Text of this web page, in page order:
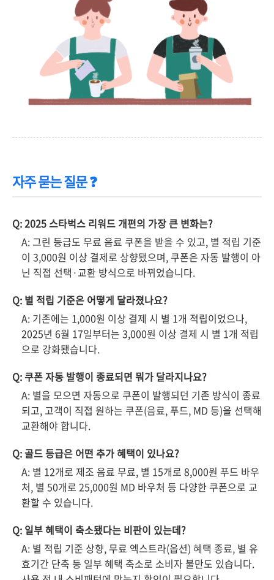
자주 묻는 질문 ❓
Q: 2025 스타벅스 리워드 개편의 가장 큰 변화는?
A: 그린 등급도 무료 음료 쿠폰을 받을 수 있고, 별 적립 기준
이 3,000원 이상 결제로 상향됐으며, 쿠폰은 자동 발행이 아
닌 직접 선택·교환 방식으로 바뀌었습니다.
Q: 별 적립 기준은 어떻게 달라졌나요?
A: 기존에는 1,000원 이상 결제 시 별 1개 적립이었으나,
2025년 6월 17일부터는 3,000원 이상 결제 시 별 1개 적립
으로 강화됐습니다.
Q: 쿠폰 자동 발행이 종료되면 뭐가 달라지나요?
A: 별을 모으면 자동으로 쿠폰이 발행되던 기존 방식이 종료
되고, 고객이 직접 원하는 쿠폰(음료, 푸드, MD 등)을 선택해
교환해야 합니다.
Q: 골드 등급은 어떤 추가 혜택이 있나요?
A: 별 12개로 제조 음료 무료, 별 15개로 8,000원 푸드 바우
처, 별 50개로 25,000원 MD 바우처 등 다양한 쿠폰으로 교
환할 수 있습니다.
Q: 일부 혜택이 축소됐다는 비판이 있는데?
A: 별 적립 기준 상향, 무료 엑스트라(옵션) 혜택 종료, 별 유
효기간 단축 등 일부 혜택 축소로 소비자 불만도 있습니다.